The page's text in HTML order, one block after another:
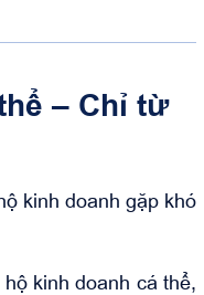
– Chỉ từ
kinh doanh gặp khó
kinh doanh cá thể,